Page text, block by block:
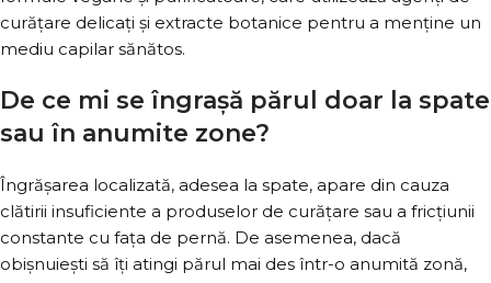
curățare delicați și extracte botanice pentru a menține un
mediu capilar sănătos.
De ce mi se îngrașă părul doar la spate
sau în anumite zone?
Îngrășarea localizată, adesea la spate, apare din cauza
clătirii insuficiente a produselor de curățare sau a fricțiunii
constante cu fața de pernă. De asemenea, dacă
obișnuiești să îți atingi părul mai des într-o anumită zonă,